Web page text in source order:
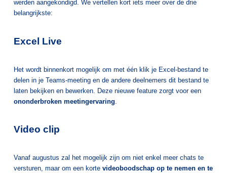
werden aangekondigd. We vertellen kort iets meer over de drie
belangrijkste:
Excel Live
Het wordt binnenkort mogelijk om met één klik je Excel-bestand te
delen in je Teams-meeting en de andere deelnemers dit bestand te
laten bekijken en bewerken. Deze nieuwe feature zorgt voor een
ononderbroken meetingervaring
Video clip
Vanaf augustus zal het mogelijk zijn om niet enkel meer chats te
versturen, maar om een korte videoboodschap op te nemen en te